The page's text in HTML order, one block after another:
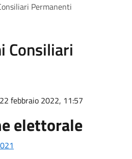
Permanenti
Consiliari
febbraio 2022, 11:57
elettorale